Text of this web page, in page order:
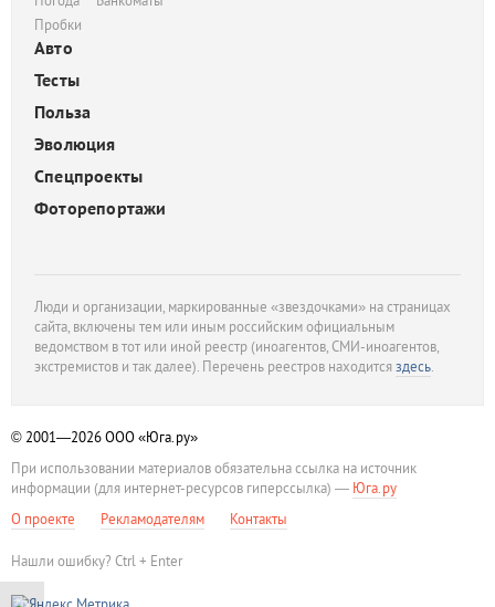
Пробки
Авто
Тесты
Польза
Эволюция
Спецпроекты
Фоторепортажи
Люди и организации, маркированные «звездочками» на страницах
сайта, включены тем или иным российским официальным
ведомством в тот или иной реестр (иноагентов, СМИ-иноагентов,
экстремистов и так далее). Перечень реестров находитсяздесь.
© 2001—2026ООО «Юга.ру»
При использовании материалов обязательна ссылка на источник
информации (для интернет-ресурсов гиперссылка) — Юга.ру
О проекте
Рекламодателям Контакты
Нашли ошибку? Ctrl + Enter